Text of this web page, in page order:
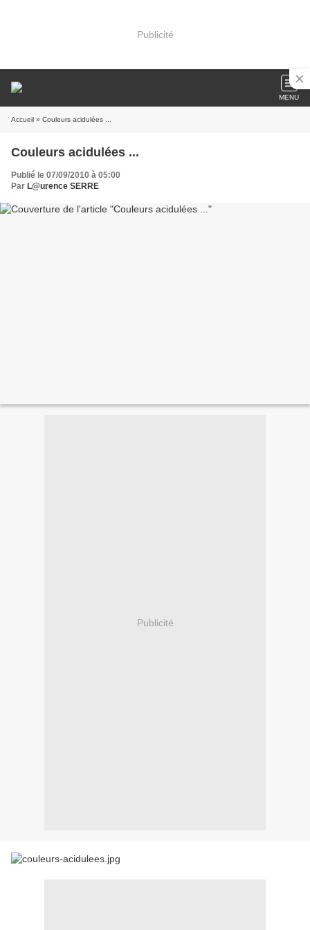
Publicité
MENU
Accueil » Couleurs acidulées ...
Couleurs acidulées ...
Publié le 07/09/2010 à 05:00
Par L@urence SERRE
Publicité